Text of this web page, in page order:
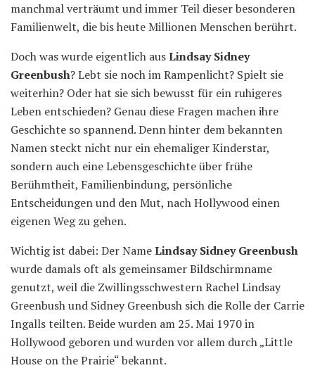
manchmal verträumt und immer Teil dieser besonderen
Familienwelt, die bis heute Millionen Menschen berührt.
Doch was wurde eigentlich ausLindsay Sidney
Greenbush? Lebt sie noch im Rampenlicht? Spielt sie
weiterhin? Oder hat sie sich bewusst für ein ruhigeres
Leben entschieden? Genau diese Fragen machen ihre
Geschichte so spannend. Denn hinter dem bekannten
Namen steckt nicht nur ein ehemaliger Kinderstar,
sondern auch eine Lebensgeschichte über frühe
Berühmtheit, Familienbindung, persönliche
Entscheidungen und den Mut, nach Hollywood einen
eigenen Weg zu gehen.
Wichtig ist dabei: Der NameLindsay Sidney Greenbush
wurde damals oft als gemeinsamer Bildschirmname
genutzt, weil die Zwillingsschwestern Rachel Lindsay
Greenbush und Sidney Greenbush sich die Rolle der Carrie
Ingalls teilten. Beide wurden am 25. Mai 1970 in
Hollywood geboren und wurden vor allem durch „Little
House on the Prairie“ bekannt.